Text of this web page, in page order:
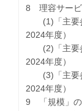
8 理容サービ
(1)「主要参
2024年度）
(2)「主要参
2024年度）
(3)「主要参
2024年度）
9 「規模」の